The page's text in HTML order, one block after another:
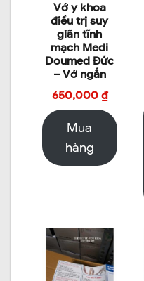
Vớ y khoa
điều trị suy
giãn tĩnh
mạch Medi
Doumed Đức
– Vớ ngắn
650,000 ₫
Mua
hàng